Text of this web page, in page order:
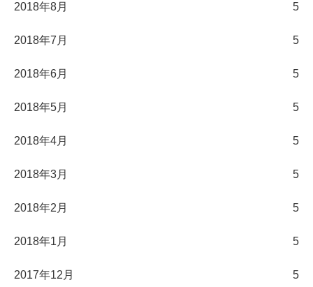
2018年8月 5
2018年7月 5
2018年6月 5
2018年5月 5
2018年4月 5
2018年3月 5
2018年2月 5
2018年1月 5
2017年12月 5